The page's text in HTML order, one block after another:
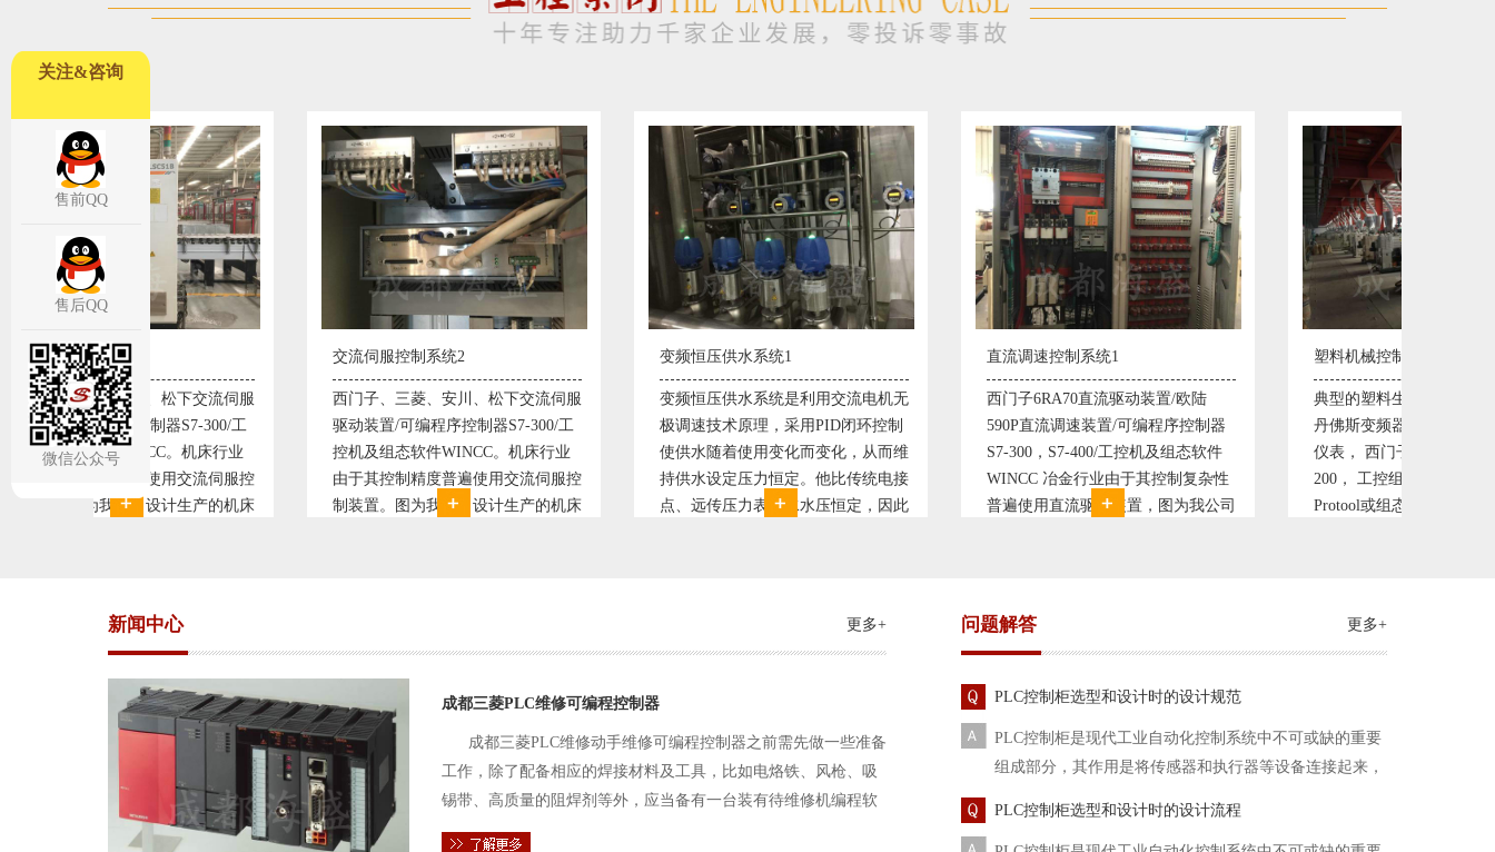
伺服
工
交流伺服控制系统2
西门子、三菱、安川、松下交流伺服
驱动装置/可编程序控制器S7-300/工
控机及组态软件WINCC。机床行业
由于其控制精度普遍使用交流伺服控
制装置。图为我公司设计生产的机床
变频恒压供水系统1
变频恒压供水系统是利用交流电机无
极调速技术原理，采用PID闭环控制
使供水随着使用变化而变化，从而维
持供水设定压力恒定。他比传统电接
点、远传压力表供水水压恒定，因此
直流调速控制系统1
西门子6RA70直流驱动装置/欧陆
590P直流调速装置/可编程序控制器
S7-300，S7-400/工控机及组态软件
WINCC 冶金行业由于其控制复杂性
普遍使用直流驱动装置，图为我公司
塑料机械控制系统1
典型的塑料生产线电控系统配置：
丹佛斯变频器VLT5000， RKC温控
仪表， 西门子可编程序控制器S7-
200， 工控组态软件WINCC或
Protool或组态王。 使用在生产塑料
新闻中心 更多+
成都三菱PLC维修可编程控制器
成都三菱PLC维修动手维修可编程控制器之前需先做一些准备
工作，除了配备相应的焊接材料及工具，比如电烙铁、风枪、吸
锡带、高质量的阻焊剂等外，应当备有一台装有待维修机编程软
件的电路及通信电缆。这一是由于待修机常常是从工作系统中拆
问题解答 更多+
PLC控制柜选型和设计时的设计规范
PLC控制柜是现代工业自动化控制系统中不可或缺的重要
组成部分，其作用是将传感器和执行器等设备连接起来，
PLC控制柜选型和设计时的设计流程
关注&咨询
售前QQ
售后QQ
微信公众号